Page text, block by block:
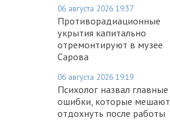
06 августа 2026 19:37
Противорадиационные
укрытия капитально
отремонтируют в музее
Сарова
06 августа 2026 19:19
Психолог назвал главные
ошибки, которые мешают
отдохнуть после работы